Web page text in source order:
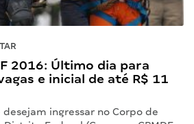
2016: Último dia para
e inicial de até R$ 11
desejam ingressar no Corpo de